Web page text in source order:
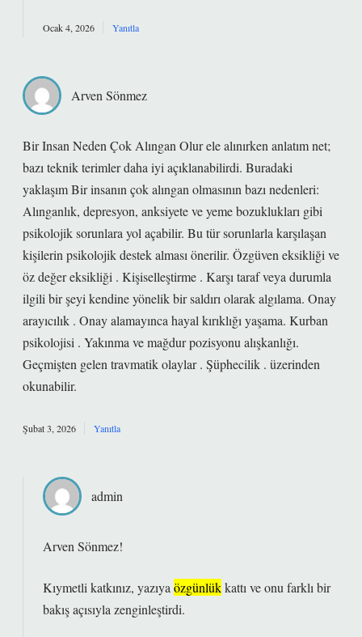
Ocak 4, 2026 Yanıtla
Arven Sönmez
Bir Insan Neden Çok Alıngan Olur ele alınırken anlatım net;
bazı teknik terimler daha iyi açıklanabilirdi. Buradaki
yaklaşım Bir insanın çok alıngan olmasının bazı nedenleri:
Alınganlık, depresyon, anksiyete ve yeme bozuklukları gibi
psikolojik sorunlara yol açabilir. Bu tür sorunlarla karşılaşan
kişilerin psikolojik destek alması önerilir. Özgüven eksikliği ve
öz değer eksikliği . Kişiselleştirme . Karşı taraf veya durumla
ilgili bir şeyi kendine yönelik bir saldırı olarak algılama. Onay
arayıcılık . Onay alamayınca hayal kırıklığı yaşama. Kurban
psikolojisi . Yakınma ve mağdur pozisyonu alışkanlığı.
Geçmişten gelen travmatik olaylar . Şüphecilik . üzerinden
okunabilir.
Şubat 3, 2026 Yanıtla
admin
Arven Sönmez!
Kıymetli katkınız, yazıya özgünlükkattı ve onu farklı bir
bakış açısıyla zenginleştirdi.